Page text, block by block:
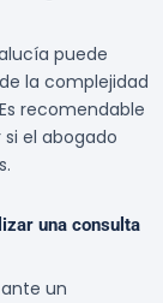
puede
la complejidad
recomendable
el abogado
una consulta
un